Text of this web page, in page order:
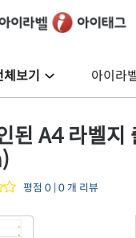
체보기 아이라
된 A4 라벨
평점 0 | 0 개 리뷰